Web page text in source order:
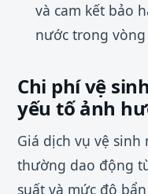
và cam kết bảo
nước trong vòng
Chi phí vệ
yếu tố ảnh
Giá dịch vụ vệ sinh
thường dao động
suất và mức độ